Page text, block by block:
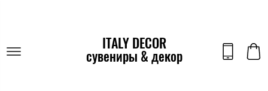
ITALY DECOR
сувениры & декор